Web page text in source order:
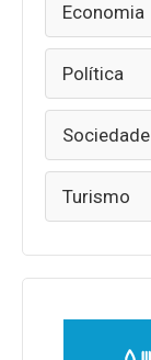
Economia
Política
Sociedade
Turismo